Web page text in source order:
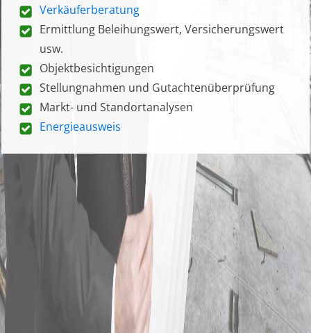
Verkäuferberatung
Ermittlung Beleihungswert, Versicherungswert
usw.
Objektbesichtigungen
Stellungnahmen und Gutachtenüberprüfung
Markt- und Standortanalysen
Energieausweis